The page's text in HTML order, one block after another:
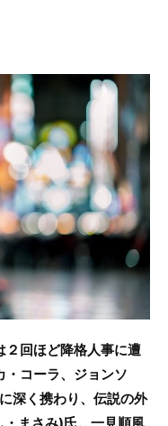
２回ほど降格人事に遭
コーラ、ジョンソ
深く携わり、伝説の外